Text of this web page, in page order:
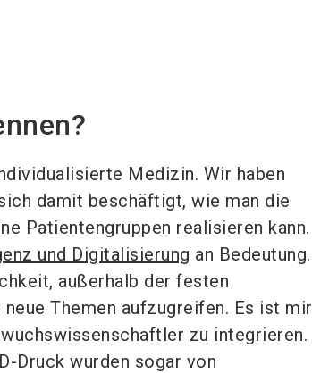
Medizin. Wir haben
damit beschäftigt, wie man die
Patientengruppen realisieren kann.
und Digitalisierung an Bedeutung.
außerhalb der festen
Themen aufzugreifen. Es ist mir
zu integrieren.
Druck wurden sogar von